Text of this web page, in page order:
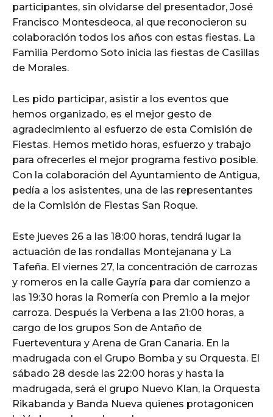
participantes, sin olvidarse del presentador, José
Francisco Montesdeoca, al que reconocieron su
colaboración todos los años con estas fiestas. La
Familia Perdomo Soto inicia las fiestas de Casillas
de Morales.
Les pido participar, asistir a los eventos que
hemos organizado, es el mejor gesto de
agradecimiento al esfuerzo de esta Comisión de
Fiestas. Hemos metido horas, esfuerzo y trabajo
para ofrecerles el mejor programa festivo posible.
Con la colaboración del Ayuntamiento de Antigua,
pedía a los asistentes, una de las representantes
de la Comisión de Fiestas San Roque.
Este jueves 26 a las 18:00 horas, tendrá lugar la
actuación de las rondallas Montejanana y La
Tafeña. El viernes 27, la concentración de carrozas
y romeros en la calle Gayría para dar comienzo a
las 19:30 horas la Romería con Premio a la mejor
carroza. Después la Verbena a las 21:00 horas, a
cargo de los grupos Son de Antaño de
Fuerteventura y Arena de Gran Canaria. En la
madrugada con el Grupo Bomba y su Orquesta. El
sábado 28 desde las 22:00 horas y hasta la
madrugada, será el grupo Nuevo Klan, la Orquesta
Rikabanda y Banda Nueva quienes protagonicen